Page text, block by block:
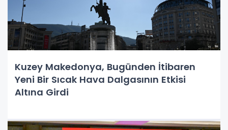
Kuzey Makedonya, Bugünden İtibaren
Yeni Bir Sıcak Hava Dalgasının Etkisi
Altına Girdi